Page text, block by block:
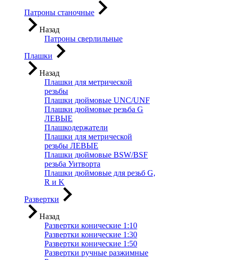
Патроны станочные
Назад
Патроны сверлильные
Плашки
Назад
Плашки для метрической
резьбы
Плашки дюймовые UNC/UNF
Плашки дюймовые резьба G
ЛЕВЫЕ
Плашкодержатели
Плашки для метрической
резьбы ЛЕВЫЕ
Плашки дюймовые BSW/BSF
резьба Уитворта
Плашки дюймовые для резьб G,
R и K
Развертки
Назад
Развертки конические 1:10
Развертки конические 1:30
Развертки конические 1:50
Развертки ручные разжимные